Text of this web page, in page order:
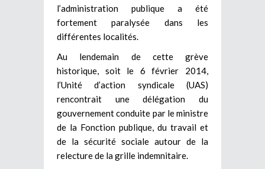
l’administration publique a été
fortement paralysée dans les
différentes localités.
Au lendemain de cette grève
historique, soit le 6 février 2014,
l’Unité d’action syndicale (UAS)
rencontrait une délégation du
gouvernement conduite par le ministre
de la Fonction publique, du travail et
de la sécurité sociale autour de la
relecture de la grille indemnitaire.